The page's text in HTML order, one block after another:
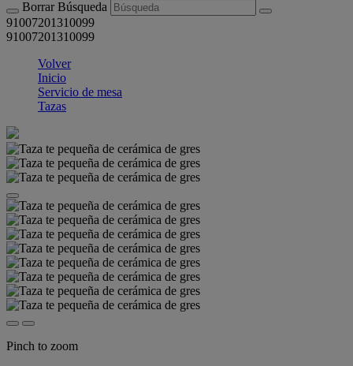
Borrar Búsqueda
91007201310099
91007201310099
Volver
Inicio
Servicio de mesa
Tazas
Pinch to zoom